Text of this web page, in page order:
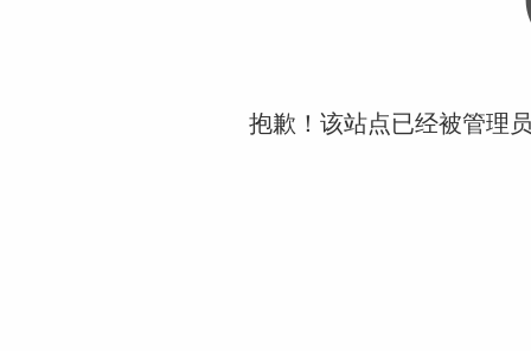
抱歉！该站点已经被管理